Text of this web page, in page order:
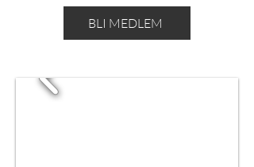
BLI MEDLEM